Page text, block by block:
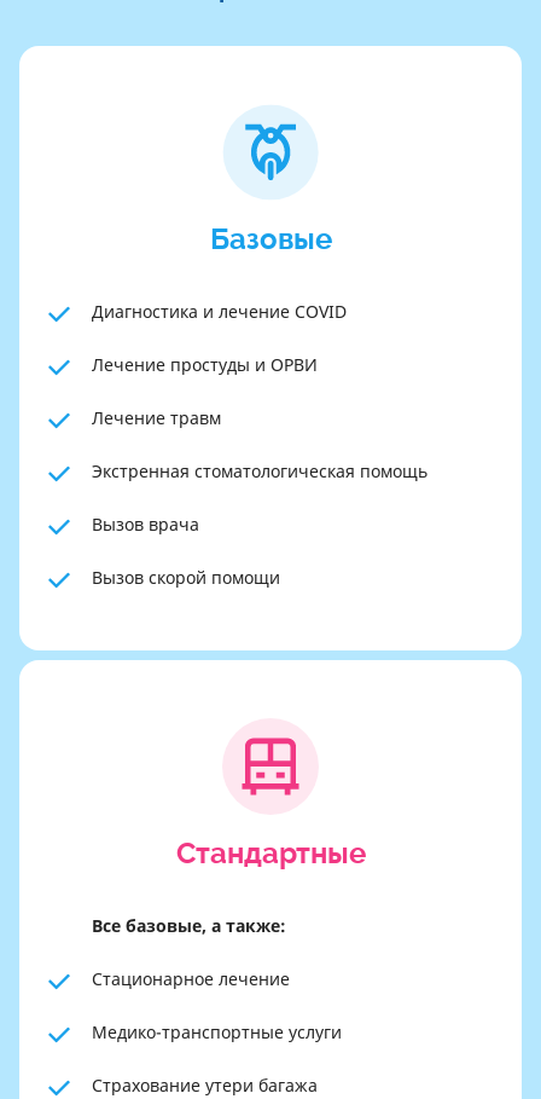
Базовые
Диагностика и лечение COVID
Лечение простуды и ОРВИ
Лечение травм
Экстренная стоматологическая помощь
Вызов врача
Вызов скорой помощи
Стандартные
Все базовые, а также:
Стационарное лечение
Медико-транспортные услуги
Страхование утери багажа